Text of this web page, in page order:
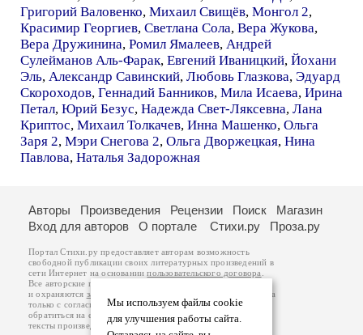
Григорий Валовенко, Михаил Свищёв, Монгол 2,
Красимир Георгиев, Светлана Сола, Вера Жукова,
Вера Дружинина, Ромил Ямалеев, Андрей
Сулейманов Аль-Фарак, Евгений Иваницкий, Йохани
Эль, Александр Савинский, Любовь Глазкова, Эдуард
Скороходов, Геннадий Банников, Мила Исаева, Ирина
Петал, Юрий Безус, Надежда Свет-Ляксевна, Лана
Криптос, Михаил Толкачев, Инна Машенко, Ольга
Заря 2, Мэри Снегова 2, Ольга Дворжецкая, Нина
Павлова, Наталья Задорожная
Мы используем файлы cookie
для улучшения работы сайта.
Авторы Произведения Рецензии Поиск
Магазин
Вход для авторов
О портале Стихи.ру Проза.ру
Портал Стихи.ру предоставляет авторам возможность
свободной публикации своих литературных произведений в
сети Интернет на основаниипользовательского договора
Все авторские права на произведения принадлежат авторам
и охраняются законом
. Перепечатка произведений возможна
только с согласия его автора, к которому вы можете
обратиться на его авторской странице. Ответственность за
тексты произведений авторы несут самостоятельно на